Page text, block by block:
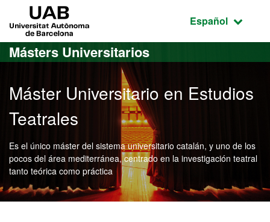
Acceso al contenido principal
Acceso a la navegación de la página
Idioma
Español
Másters Universitarios
Máster Universitario en Estudios
Teatrales
Es el único máster del sistema universitario catalán, y uno de los
pocos del área mediterránea, centrado en la investigación teatral
tanto teórica como práctica